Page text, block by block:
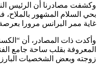
وكشفت مصادرنا أن الرئيس
بحي السلام المشهور
غاية ممر البرانس مرورا
وأكدت ذات المصادر، أن
المعروفة بقلب ساحة جامع
زوجته وبعض الشخصيات